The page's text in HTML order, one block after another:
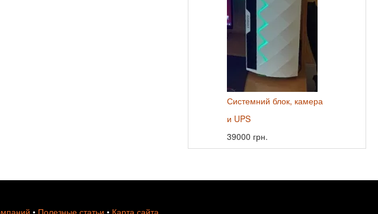
Системний блок, камера
и UPS
39000 грн.